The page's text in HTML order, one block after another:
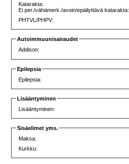
Katarakta:
Ei per./vähämerk./avoin/epäilyttävä katarakta:
PHTVL/PHPV:
Autoimmuunisairaudet
Addison:
Epilepsia
Epilepsia:
Lisääntyminen
Lisääntyminen:
Sisäelimet yms.
Maksa:
Kurkku: